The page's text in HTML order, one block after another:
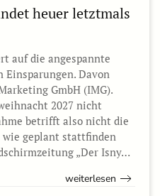
heuer letztmals
auf die angespannte
Davon
GmbH (IMG).
2027 nicht
betrifft also nicht die
wie geplant stattfinden
„Der Isny…
weiterlesen